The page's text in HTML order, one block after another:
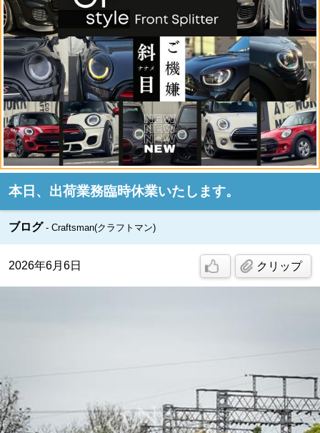
本日、出荷業務臨時休業いたします。
ブログ Craftsman(クラフトマン)
2026年6月6日 クリップ